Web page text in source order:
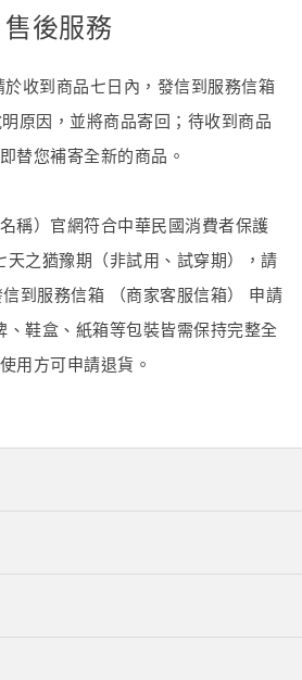
售後服務
收到商品七日內，發信到服務信箱
明原因，並將商品寄回；待收到商品
替您補寄全新的商品。
稱）官網符合中華民國消費者保護
天之猶豫期（非試用、試穿期），請
到服務信箱 （商家客服信箱） 申請
、鞋盒、紙箱等包裝皆需保持完整全
用方可申請退貨。